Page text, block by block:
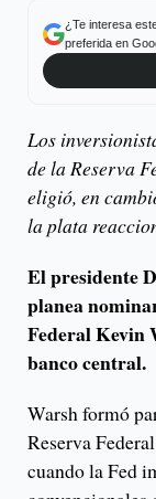
¿Te interesa
preferida en
Los
de la Reserva
eligió, en
la plata
El presidente
planea
Federal Kevin
banco central.
Warsh formó
Reserva
cuando la Fed